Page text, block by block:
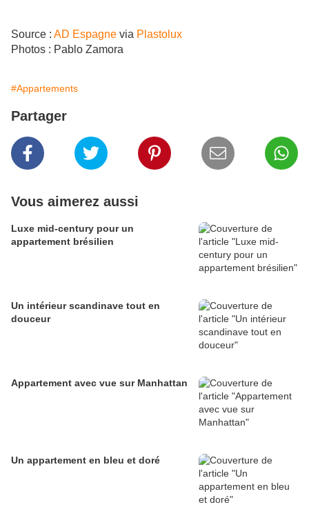
Source : AD Espagne via Plastolux
Photos : Pablo Zamora
#Appartements
Partager
Vous aimerez aussi
Luxe mid-century pour un
appartement brésilien
Un intérieur scandinave tout en
douceur
Appartement avec vue sur Manhattan
Un appartement en bleu et doré